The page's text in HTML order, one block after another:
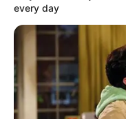
mercado
every day